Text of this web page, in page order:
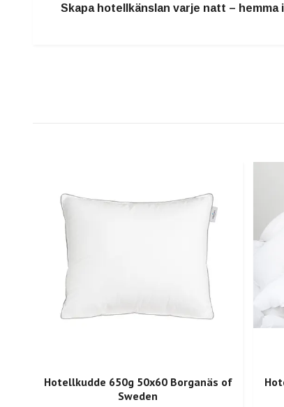
Skapa hotellkänslan varje natt – hemma
Hotellkudde 650g 50x60 Borganäs of
Sweden